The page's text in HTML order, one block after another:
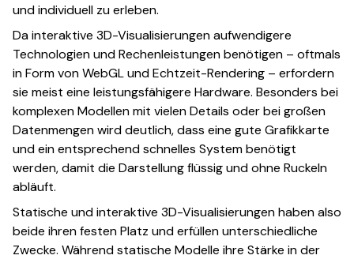
und individuell zu erleben.
Da interaktive 3D-Visualisierungen aufwendigere
Technologien und Rechenleistungen benötigen – oftmals
in Form von WebGL und Echtzeit-Rendering – erfordern
sie meist eine leistungsfähigere Hardware. Besonders bei
komplexen Modellen mit vielen Details oder bei großen
Datenmengen wird deutlich, dass eine gute Grafikkarte
und ein entsprechend schnelles System benötigt
werden, damit die Darstellung flüssig und ohne Ruckeln
abläuft.
Statische und interaktive 3D-Visualisierungen haben also
beide ihren festen Platz und erfüllen unterschiedliche
Zwecke. Während statische Modelle ihre Stärke in der